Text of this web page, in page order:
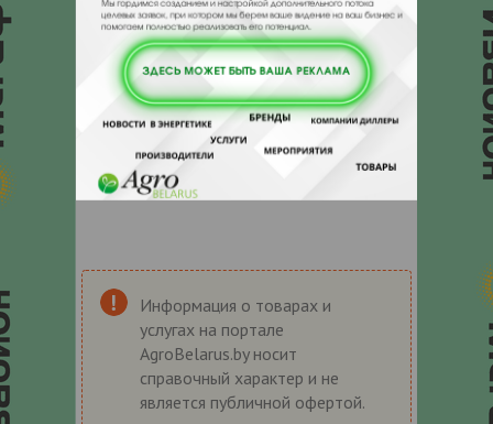
Информация о товарах и
услугах на портале
AgroBelarus.by носит
справочный характер и не
является публичной офертой.